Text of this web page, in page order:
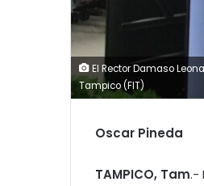
El Rector Damaso
Tampico (FIT)
Oscar Pineda
TAMPICO, Tam.-